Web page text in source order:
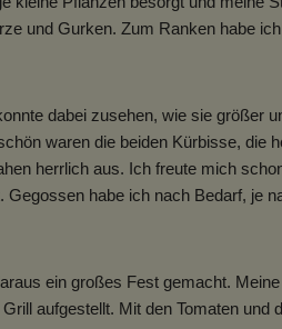
und Gurken. Zum Ranken habe
dabei zusehen, wie sie größer
waren die beiden Kürbisse, die
herrlich aus. Ich freute mich
habe ich nach Bedarf, je
ein großes Fest gemacht.
aufgestellt. Mit den Tomaten und